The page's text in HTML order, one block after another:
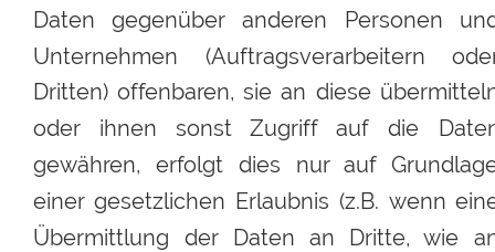
Daten
gegenüber anderen Personen
Unternehmen
(Auftragsverarbeitern
Dritten) offenbaren, sie an diese
oder
ihnen sonst Zugriff auf die
gewähren,
erfolgt dies nur auf
einer gesetzlichen Erlaubnis (z.B. wenn
Übermittlung
der Daten an Dritte, wie